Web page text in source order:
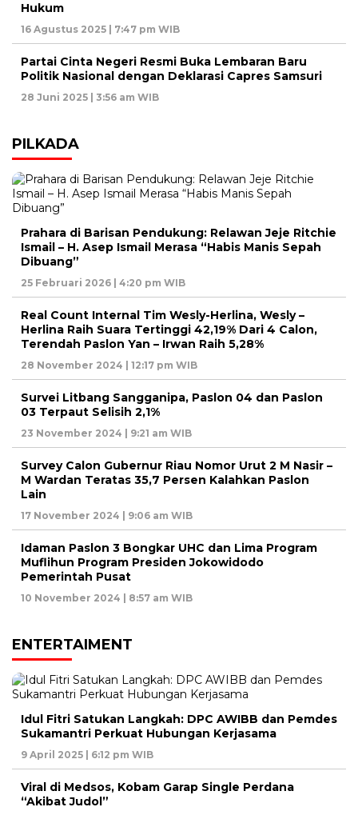
Hukum
16 Agustus 2025 | 7:47 pm WIB
Partai Cinta Negeri Resmi Buka Lembaran Baru
Politik Nasional dengan Deklarasi Capres Samsuri
28 Juni 2025 | 3:56 am WIB
PILKADA
Prahara di Barisan Pendukung: Relawan Jeje Ritchie
Ismail – H. Asep Ismail Merasa “Habis Manis Sepah
Dibuang”
25 Februari 2026 | 4:20 pm WIB
Real Count Internal Tim Wesly-Herlina, Wesly –
Herlina Raih Suara Tertinggi 42,19% Dari 4 Calon,
Terendah Paslon Yan – Irwan Raih 5,28%
28 November 2024 | 12:17 pm WIB
Survei Litbang Sangganipa, Paslon 04 dan Paslon
03 Terpaut Selisih 2,1%
23 November 2024 | 9:21 am WIB
Survey Calon Gubernur Riau Nomor Urut 2 M Nasir –
M Wardan Teratas 35,7 Persen Kalahkan Paslon
Lain
17 November 2024 | 9:06 am WIB
Idaman Paslon 3 Bongkar UHC dan Lima Program
Muflihun Program Presiden Jokowidodo
Pemerintah Pusat
10 November 2024 | 8:57 am WIB
ENTERTAIMENT
Idul Fitri Satukan Langkah: DPC AWIBB dan Pemdes
Sukamantri Perkuat Hubungan Kerjasama
9 April 2025 | 6:12 pm WIB
Viral di Medsos, Kobam Garap Single Perdana
“Akibat Judol”